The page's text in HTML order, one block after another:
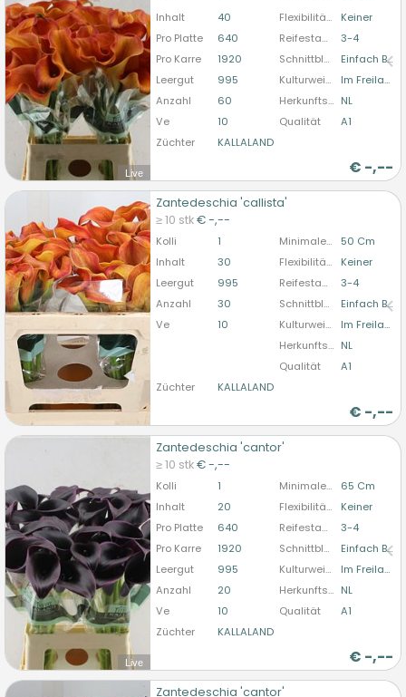
Live
Inhalt
40 Flexibilität Blütenstandstiel
Keiner
Pro Platte
640 Reifestadium
3-4
Pro Karre
1920 Schnittblumenform
Einfach Blühend
Leergut
995 Kulturweise
Im Freiland
Anzahl
60 Herkunftsland NL
Ve
10 Qualität
A1
Züchter
KALLALAND
€ -,--
bitte anmelden
Zantedeschia 'callista'
≥ 10 stk€ -,--
Kolli 1 Minimale Stiellänge
50 Cm
Inhalt
30 Flexibilität Blütenstandstiel
Keiner
Leergut
995 Reifestadium
3-4
Anzahl
30 Schnittblumenform
Einfach Blühend
Ve
10 Kulturweise
Im Freiland
Herkunftsland NL
Qualität
A1
Züchter
KALLALAND
€ -,--
Zantedeschia 'callista'
U moet ingelogd zijn om te kunnen kopen.
Hier
bitte anmelden
Live
Zantedeschia 'cantor'
≥ 10 stk€ -,--
Kolli 1 Minimale Stiellänge
65 Cm
Inhalt
20 Flexibilität Blütenstandstiel
Keiner
Pro Platte
640 Reifestadium
3-4
Pro Karre
1920 Schnittblumenform
Einfach Blühend
Leergut
995 Kulturweise
Im Freiland
Anzahl
20 Herkunftsland NL
Ve
10 Qualität
A1
Züchter
KALLALAND
€ -,--
Zantedeschia 'cantor'
U moet ingelogd zijn om te kunnen kopen.
Hier
bitte anmelden
Zantedeschia 'cantor'